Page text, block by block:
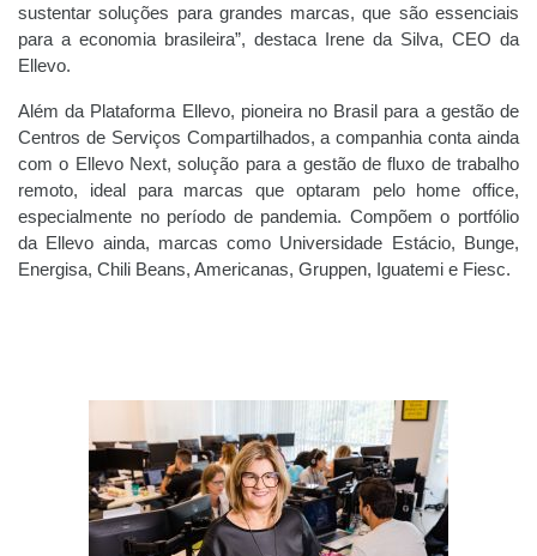
sustentar soluções para grandes marcas, que são essenciais
para a economia brasileira”, destaca Irene da Silva, CEO da
Ellevo.
Além da Plataforma Ellevo, pioneira no Brasil para a gestão de
Centros de Serviços Compartilhados, a companhia conta ainda
com o Ellevo Next, solução para a gestão de fluxo de trabalho
remoto, ideal para marcas que optaram pelo home office,
especialmente no período de pandemia. Compõem o portfólio
da Ellevo ainda, marcas como Universidade Estácio, Bunge,
Energisa, Chili Beans, Americanas, Gruppen, Iguatemi e Fiesc.